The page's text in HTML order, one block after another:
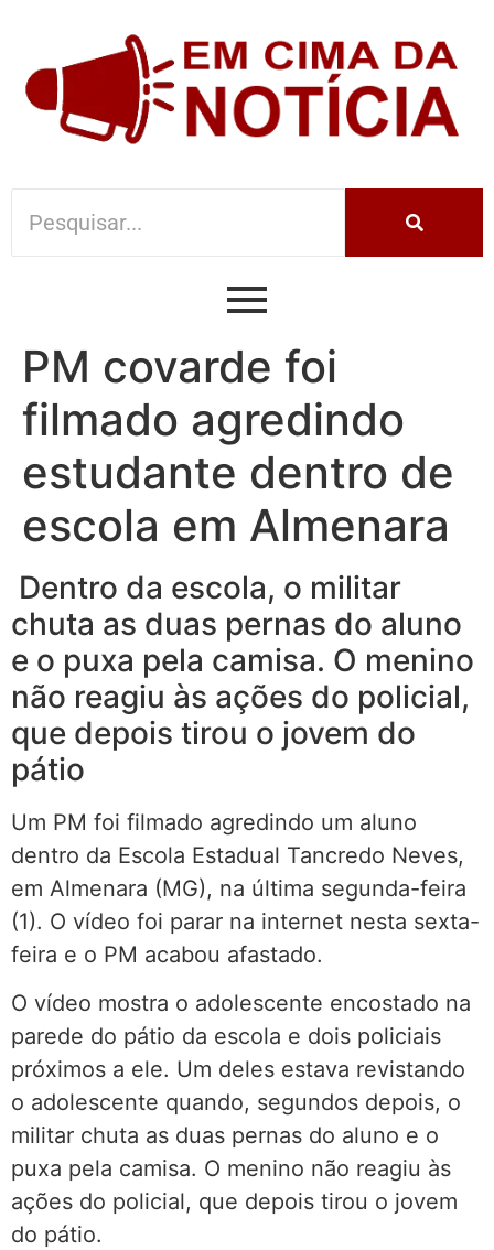
PM covarde foi
filmado agredindo
estudante dentro de
escola em Almenara
Dentro da escola, o militar
chuta as duas pernas do aluno
e o puxa pela camisa. O menino
não reagiu às ações do policial,
que depois tirou o jovem do
pátio
Um PM foi filmado agredindo um aluno
dentro da Escola Estadual Tancredo Neves,
em Almenara (MG), na última segunda-feira
(1). O vídeo foi parar na internet nesta sexta-
feira e o PM acabou afastado.
O vídeo mostra o adolescente encostado na
parede do pátio da escola e dois policiais
próximos a ele. Um deles estava revistando
o adolescente quando, segundos depois, o
militar chuta as duas pernas do aluno e o
puxa pela camisa. O menino não reagiu às
ações do policial, que depois tirou o jovem
do pátio.